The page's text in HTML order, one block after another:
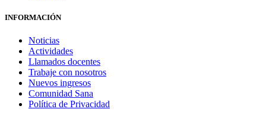
INFORMACIÓN
Noticias
Actividades
Llamados docentes
Trabaje con nosotros
Nuevos ingresos
Comunidad Sana
Política de Privacidad